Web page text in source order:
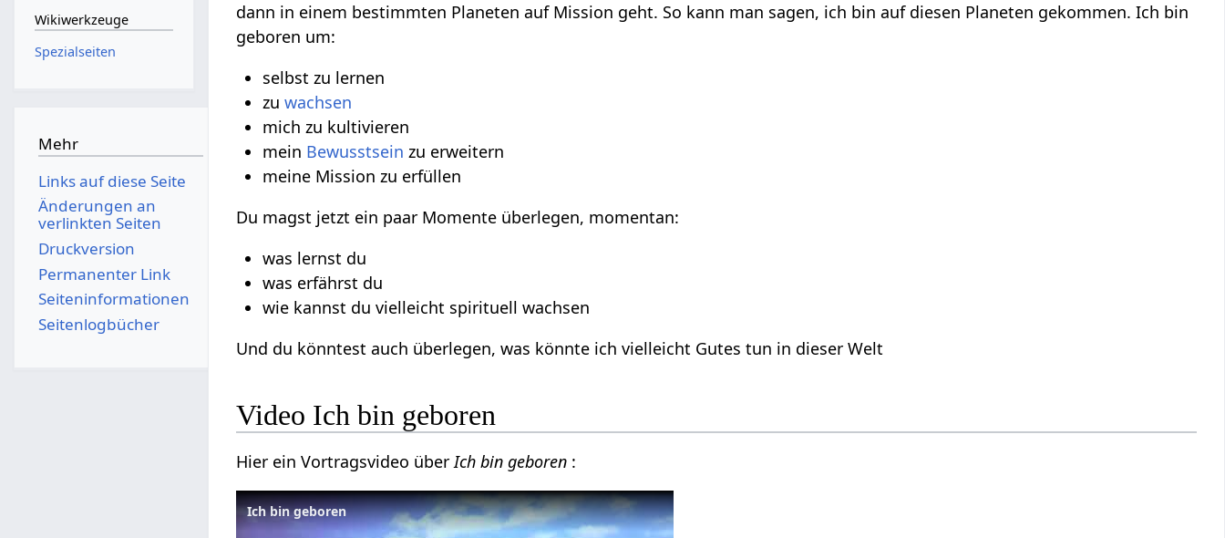
dann in einem bestimmten Planeten auf Mission geht. So kann man sagen, ich bin auf diesen Planeten gekommen. Ich bin
geboren um:
selbst zu lernen
zuwachsen
mich zu kultivieren
mein Bewusstsein zu erweitern
meine Mission zu erfüllen
Du magst jetzt ein paar Momente überlegen, momentan:
was lernst du
was erfährst du
wie kannst du vielleicht spirituell wachsen
Und du könntest auch überlegen, was könnte ich vielleicht Gutes tun in dieser Welt
Video Ich bin geboren
Hier ein Vortragsvideo über Ich bin geboren :
Ich bin geboren
Wikiwerkzeuge
Spezialseiten
Mehr
Links auf diese Seite
Änderungen an
verlinkten Seiten
Druckversion
Permanenter Link
Seiten­­informationen
Seitenlogbücher